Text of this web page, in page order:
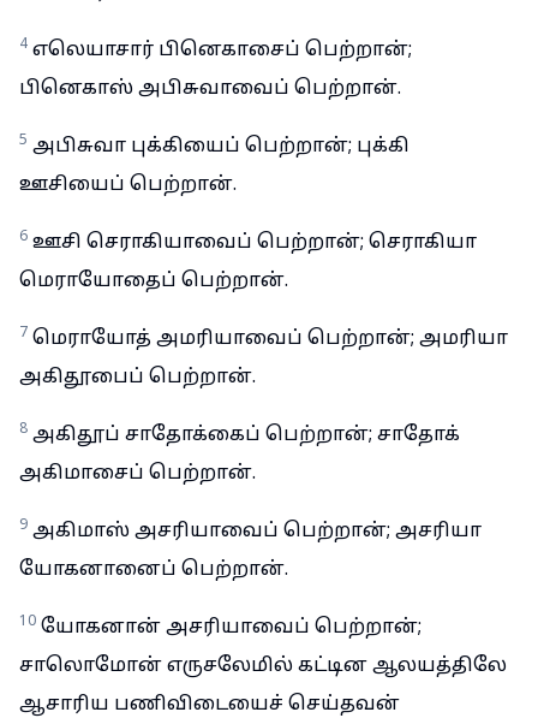
4 எலெயாசார் பினெகாசைப் பெற்றான்;
பினெகாஸ் அபிசுவாவைப் பெற்றான்.
5 அபிசுவா புக்கியைப் பெற்றான்; புக்கி
ஊசியைப் பெற்றான்.
6 ஊசி செராகியாவைப் பெற்றான்; செராகியா
மெராயோதைப் பெற்றான்.
7 மெராயோத் அமரியாவைப் பெற்றான்; அமரியா
அகிதூபைப் பெற்றான்.
8 அகிதூப் சாதோக்கைப் பெற்றான்; சாதோக்
அகிமாசைப் பெற்றான்.
9 அகிமாஸ் அசரியாவைப் பெற்றான்; அசரியா
யோகனானைப் பெற்றான்.
10 யோகனான் அசரியாவைப் பெற்றான்;
சாலொமோன் எருசலேமில் கட்டின ஆலயத்திலே
ஆசாரிய பணிவிடையைச் செய்தவன்